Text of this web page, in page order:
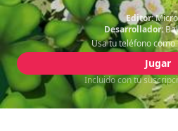
Editor:
Desarrollador:
Usa tu teléfono como
Jugar
Incluido con tu